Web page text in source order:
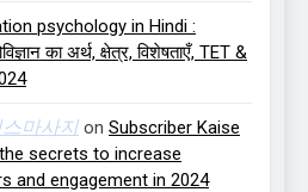
psychology in Hindi :
का अर्थ, क्षेत्र, विशेषताएँ, TET &
마사지 on Subscriber Kaise
secrets to increase
and engagement in 2024